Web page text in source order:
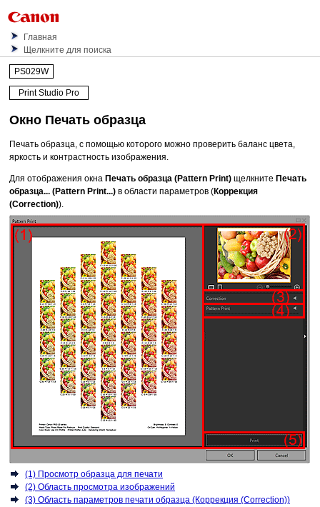
Главная
Щелкните для поиска
PS029W
Print Studio Pro
Окно Печать образца
Печать образца, с помощью которого можно проверить баланс цвета,
яркость и контрастность изображения.
Для отображения окна Печать образца (Pattern Print) щелкните Печать
образца... (Pattern Print...) в области параметров (Коррекция
(Correction)).
(1) Просмотр образца для печати
(2) Область просмотра изображений
(3) Область параметров печати образца (Коррекция (Correction))